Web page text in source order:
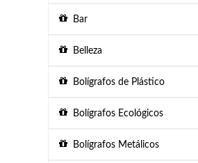
Bar
Belleza
Bolígrafos de Plástico
Bolígrafos Ecológicos
Bolígrafos Metálicos